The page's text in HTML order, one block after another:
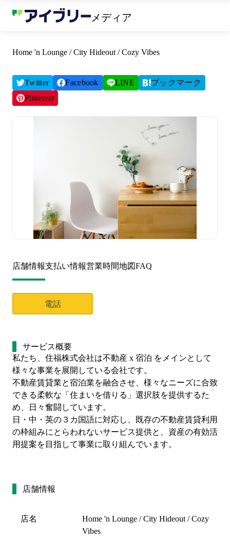
メディア
Home 'n Lounge / City Hideout / Cozy Vibes
Twitter Facebook LINE
ブックマーク
Pinterest
店舗情報支払い情報営業時間地図FAQ
電話
サービス概要
私たち、住福株式会社は不動産 x 宿泊 をメインとして
様々な事業を展開している会社です。
不動産賃貸業と宿泊業を融合させ、様々なニーズに合致
できる柔軟な「住まいを借りる」選択肢を提供するた
め、日々奮闘しています。
日・中・英の３カ国語に対応し、既存の不動産賃貸利用
の枠組みにとらわれないサービス提供と、資産の有効活
用提案を目指して事業に取り組んでいます。
店舗情報
店名
Home 'n Lounge / City Hideout / Cozy
Vibes